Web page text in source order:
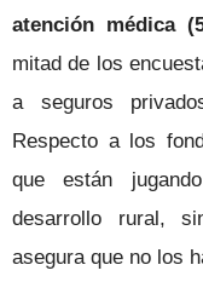
atención médica
mitad de los
a seguros
Respecto a los
que están
desarrollo rural,
asegura que no los